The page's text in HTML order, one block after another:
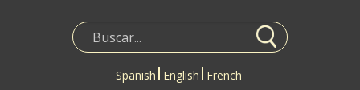
Spanish English French